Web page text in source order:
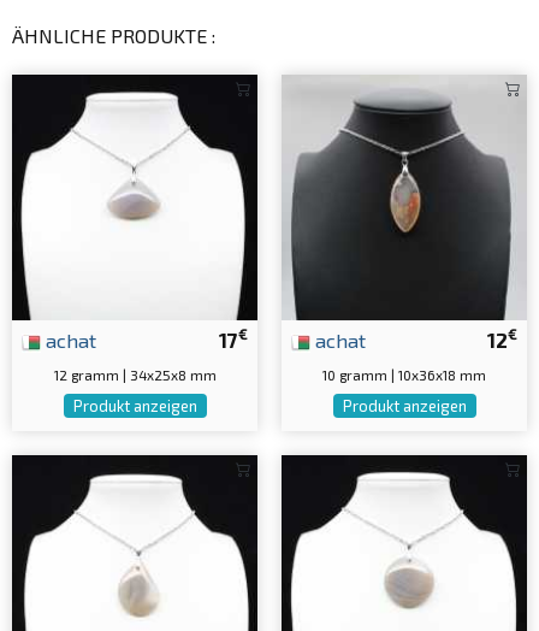
ÄHNLICHE PRODUKTE :
17€
achat
12 gramm | 34x25x8 mm
Produkt anzeigen
12€
achat
10 gramm | 10x36x18 mm
Produkt anzeigen